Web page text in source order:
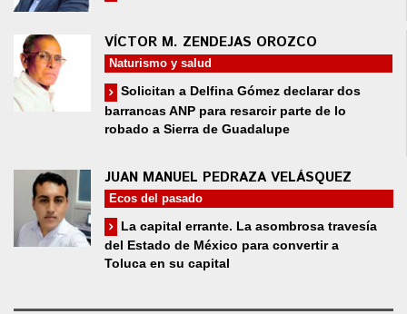
VÍCTOR M. ZENDEJAS OROZCO
Naturismo y salud
Solicitan a Delfina Gómez declarar dos
barrancas ANP para resarcir parte de lo
robado a Sierra de Guadalupe
JUAN MANUEL PEDRAZA VELÁSQUEZ
Ecos del pasado
La capital errante. La asombrosa travesía
del Estado de México para convertir a
Toluca en su capital